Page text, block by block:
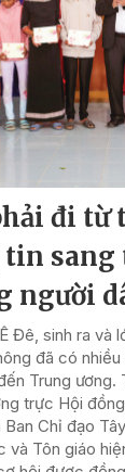
đi từ
sang
người
Đê, sinh ra và
đã có
Trung ương.
trực Hội
Chỉ đạo
và Tôn giáo